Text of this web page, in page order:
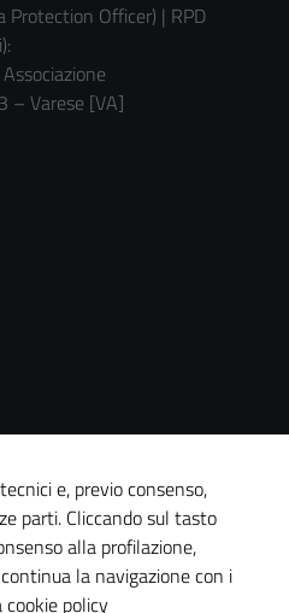
Protection Officer) | RPD
– Varese [VA]
e, previo consenso,
parti. Cliccando sul tasto
alla profilazione,
la navigazione con i
policy